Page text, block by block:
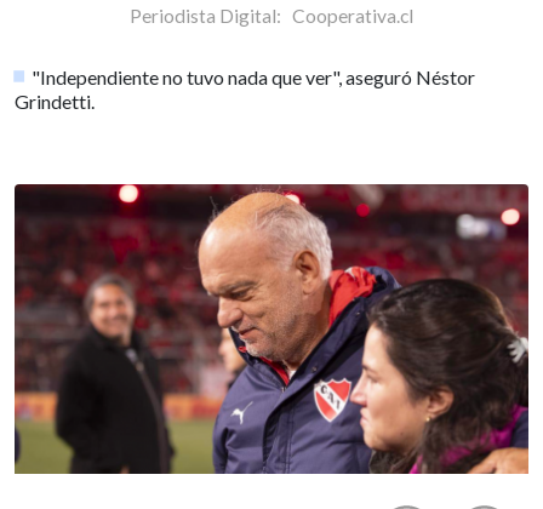
Periodista Digital: Cooperativa.cl
"Independiente no tuvo nada que ver", aseguró Néstor
Grindetti.